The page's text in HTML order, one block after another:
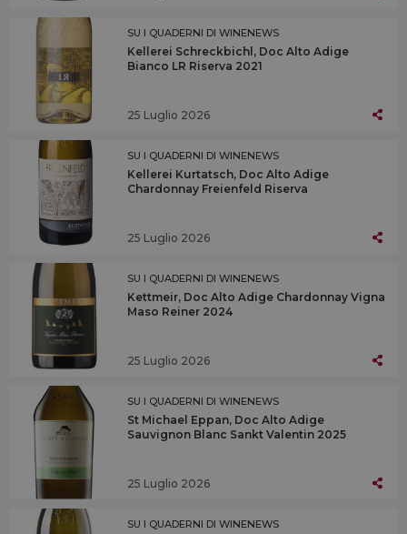
SU I QUADERNI DI WINENEWS
Kellerei Schreckbichl, Doc Alto Adige
Bianco LR Riserva 2021
25 Luglio 2026
SU I QUADERNI DI WINENEWS
Kellerei Kurtatsch, Doc Alto Adige
Chardonnay Freienfeld Riserva
25 Luglio 2026
SU I QUADERNI DI WINENEWS
Kettmeir, Doc Alto Adige Chardonnay Vigna
Maso Reiner 2024
25 Luglio 2026
SU I QUADERNI DI WINENEWS
St Michael Eppan, Doc Alto Adige
Sauvignon Blanc Sankt Valentin 2025
25 Luglio 2026
SU I QUADERNI DI WINENEWS